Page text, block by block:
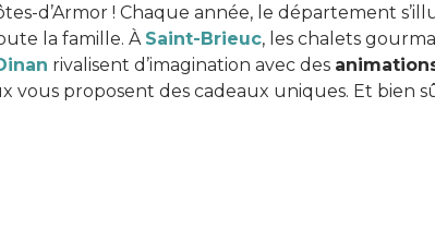
d’Armor ! Chaque année, le département
la famille. À Saint-Brieuc, les chalets
rivalisent d’imagination avec des
vous proposent des cadeaux uniques. Et bien